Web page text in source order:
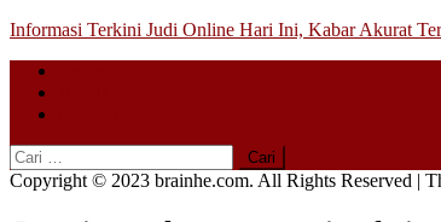
Skip
content
Informasi Terkini Judi Online Hari Ini, Kabar Akurat
Cari
untuk:
Copyright © 2023 brainhe.com. All Rights Reserved |